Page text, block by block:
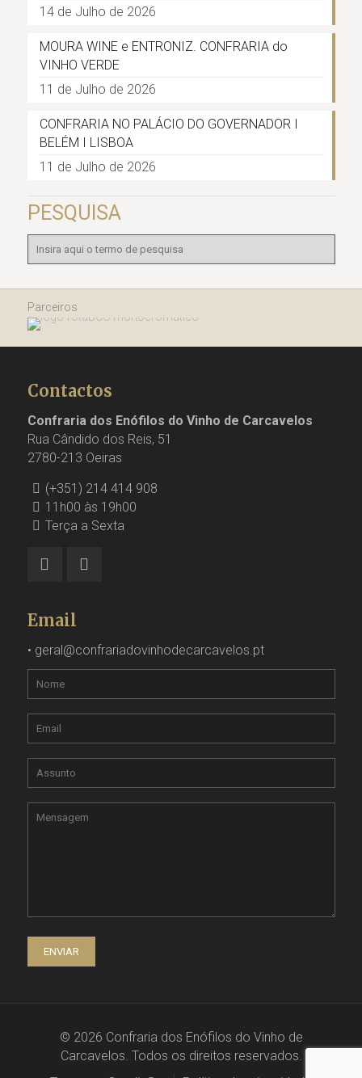
14 de Julho de 2026
MOURA WINE e ENTRONIZ. CONFRARIA do
VINHO VERDE
11 de Julho de 2026
CONFRARIA NO PALÁCIO DO GOVERNADOR I
BELÉM I LISBOA
11 de Julho de 2026
PESQUISA
Parceiros
Contactos
Confraria dos Enófilos do Vinho de Carcavelos
Rua Cândido dos Reis, 51
2780-213 Oeiras
(+351) 214 414 908
11h00 às 19h00
Terça a Sexta
Email
• geral@confrariadovinhodecarcavelos.pt
© 2026 Confraria dos Enófilos do Vinho de
Carcavelos. Todos os direitos reservados.